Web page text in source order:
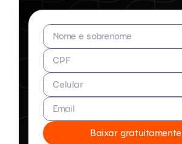
Nome e sobrenome
CPF
Celular
Email
Baixar gratuitamente